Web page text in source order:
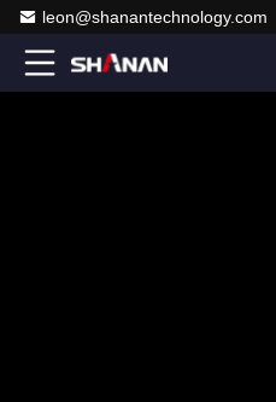
leon@shanantechnology.com